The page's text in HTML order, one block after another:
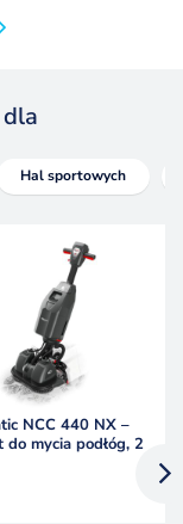
Hal sportowych
NCC 440 NX –
do mycia podłóg, 2